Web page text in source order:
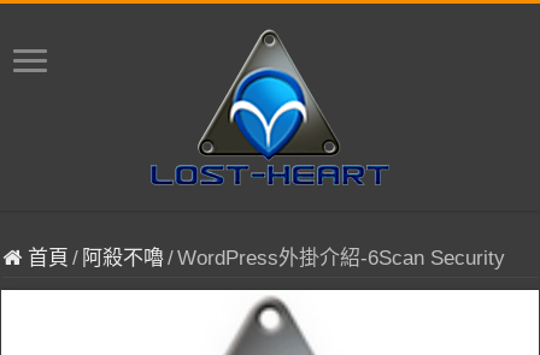
首頁 / 阿殺不嚕/WordPress外掛介紹-6Scan Security